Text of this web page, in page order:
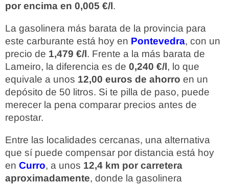
por encima en 0,005 €/l.
La gasolinera más barata de la provincia para
este carburante está hoy en Pontevedra, con un
precio de 1,479 €/l. Frente a la más barata de
Lameiro, la diferencia es de 0,240 €/l, lo que
equivale a unos 12,00 euros de ahorro en un
depósito de 50 litros. Si te pilla de paso, puede
merecer la pena comparar precios antes de
repostar.
Entre las localidades cercanas, una alternativa
que sí puede compensar por distancia está hoy
en Curro, a unos 12,4 km por carretera
aproximadamente, donde la gasolinera